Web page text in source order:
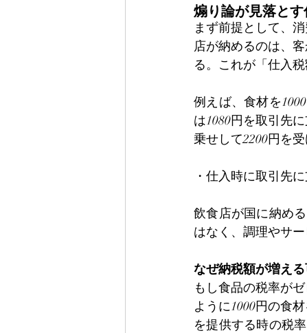
煽り論が見落と
まず前提として、
店が納めるのは、
る。これが「仕入
例えば、食材を
は1080円を取引先
乗せして2200円を
・仕入時に取引先
飲食店が国に納め
はなく、調理やサ
なぜ納税額が増え
もし食品の税率が
ように1000円の食
を提供する時の税